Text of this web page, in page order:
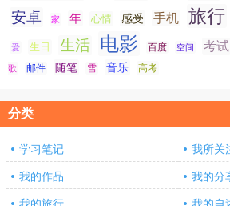
安卓 家 年 心情 感受 手机 旅行
爱 生日 生活 电影 百度 空间 考试
歌 邮件 随笔 雪 音乐 高考
分类
学习笔记 我所关
我的作品 我的分
我的旅行 我的自